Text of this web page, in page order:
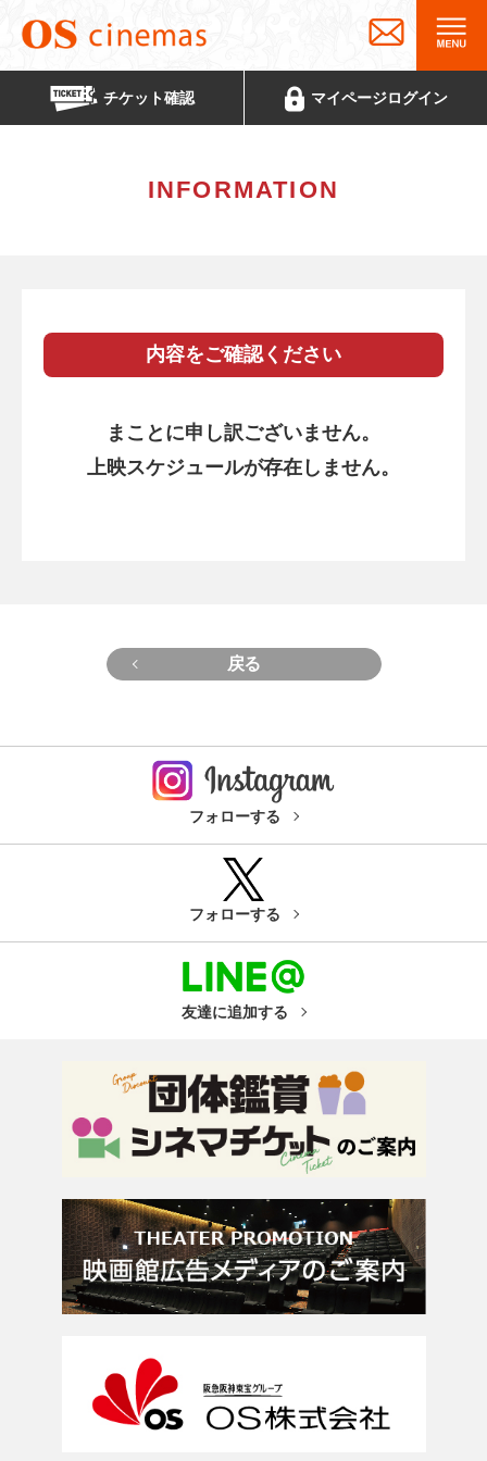
チケット確認 マイページログイン
INFORMATION
内容をご確認ください
まことに申し訳ございません。
上映スケジュールが存在しません。
戻る
フォローする
フォローする
友達に追加する